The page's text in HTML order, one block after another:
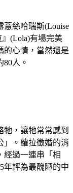
絲哈瑞斯(Louise
(Lola)有場完美
的心情，當然還是
人。
，讓牠常常感到
」。蘿拉徵婚的消
經過一連串「相
年評為最醜陋的中